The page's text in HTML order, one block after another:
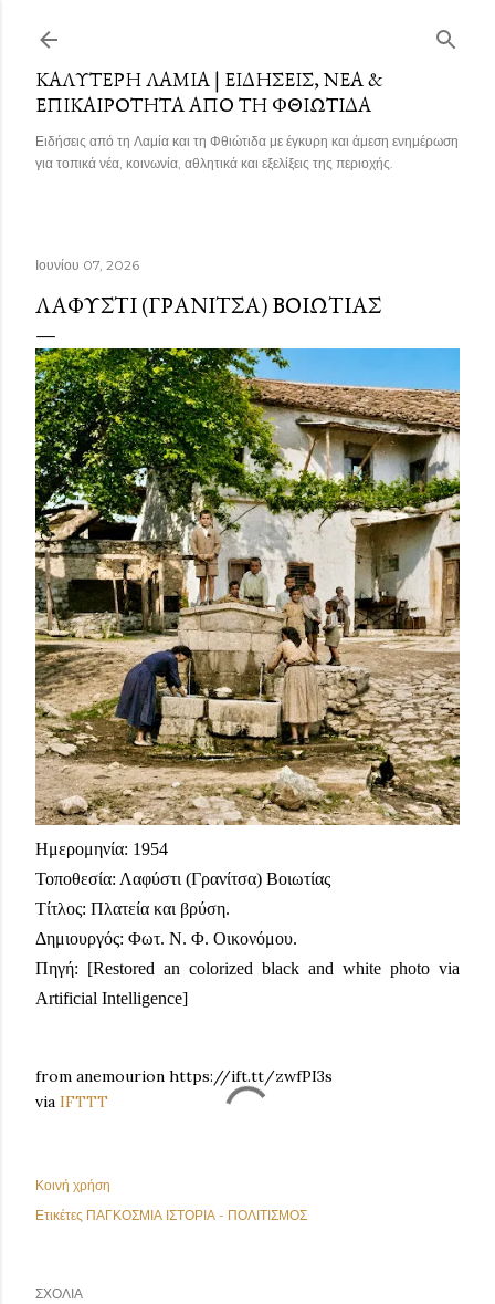
ΚΑΛΎΤΕΡΗ ΛΑΜΊΑ | ΕΙΔΉΣΕΙΣ, ΝΈΑ &
ΕΠΙΚΑΙΡΌΤΗΤΑ ΑΠΌ ΤΗ ΦΘΙΏΤΙΔΑ
Ειδήσεις από τη Λαμία και τη Φθιώτιδα με έγκυρη και άμεση ενημέρωση
για τοπικά νέα, κοινωνία, αθλητικά και εξελίξεις της περιοχής.
Ιουνίου 07, 2026
ΛΑΦΎΣΤΙ (ΓΡΑΝΊΤΣΑ) ΒΟΙΩΤΊΑΣ
Ημερομηνία: 1954
Τοποθεσία: Λαφύστι (Γρανίτσα) Βοιωτίας
Τίτλος: Πλατεία και βρύση.
Δημιουργός: Φωτ. Ν. Φ. Οικονόμου.
Πηγή: [Restored an colorized black and white photo via
Artificial Intelligence]
from anemourion https://ift.tt/zwfPI3s
via IFTTT
Κοινή χρήση
Ετικέτες ΠΑΓΚΟΣΜΙΑ ΙΣΤΟΡΙΑ - ΠΟΛΙΤΙΣΜΟΣ
ΣΧΌΛΙΑ